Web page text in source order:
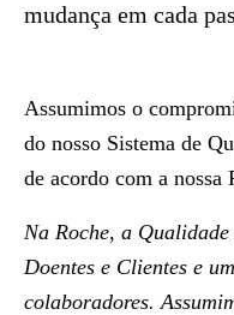
mudança em cada
Assumimos o
do nosso Sistema de
de acordo com a nossa
Na Roche, a
Doentes e Clientes e
colaboradores.